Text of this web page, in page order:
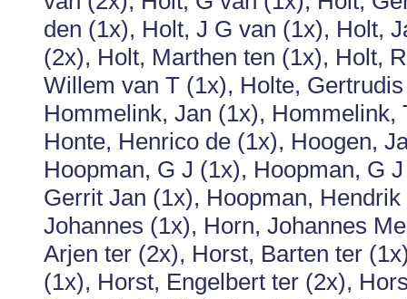
den (1x), Holt, J G van (1x), Holt,
(2x), Holt, Marthen ten (1x), Holt,
Willem van T (1x), Holte,
Hommelink, Jan (1x),
Honte, Henrico de (1x), Hoogen,
Hoopman, G J (1x), Hoopman, G
Gerrit Jan (1x), Hoopman,
Johannes (1x), Horn, Johannes
Arjen ter (2x), Horst, Barten ter
(1x), Horst, Engelbert ter (2x),